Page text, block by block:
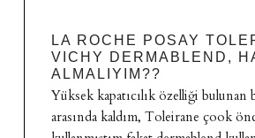
LA ROCHE POSAY
VICHY DERMABLEND,
ALMALIYIM??
Yüksek kapatıcılık özelliği
arasında kaldım, Toleirane çook